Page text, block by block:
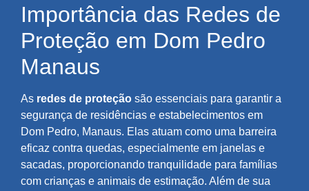
Importância das Redes de
Proteção em Dom Pedro
Manaus
As redes de proteção são essenciais para garantir a
segurança de residências e estabelecimentos em
Dom Pedro, Manaus. Elas atuam como uma barreira
eficaz contra quedas, especialmente em janelas e
sacadas, proporcionando tranquilidade para famílias
com crianças e animais de estimação. Além de sua